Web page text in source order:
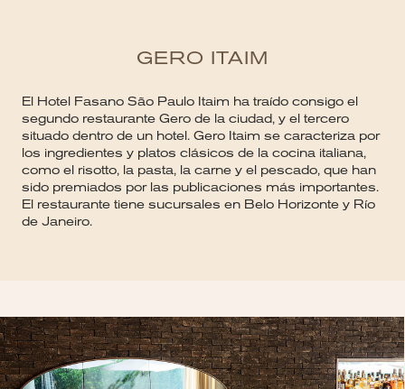
GERO ITAIM
El Hotel Fasano São Paulo Itaim ha traído consigo el
segundo restaurante Gero de la ciudad, y el tercero
situado dentro de un hotel. Gero Itaim se caracteriza por
los ingredientes y platos clásicos de la cocina italiana,
como el risotto, la pasta, la carne y el pescado, que han
sido premiados por las publicaciones más importantes.
El restaurante tiene sucursales en Belo Horizonte y Río
de Janeiro.